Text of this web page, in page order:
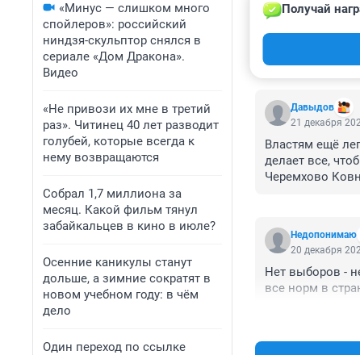
«Минус — слишком много
спойлеров»: российский
ниндзя-скульптор снялся в
сериале «Дом Дракона».
Видео
«Не привози их мне в третий
раз». Читинец 40 лет разводит
голубей, которые всегда к
нему возвращаются
Собрал 1,7 миллиона за
месяц. Какой фильм тянул
забайкальцев в кино в июле?
Осенние каникулы станут
дольше, а зимние сократят в
новом учебном году: в чём
дело
Один переход по ссылке
Давыдов
Получай
21 декабря
Властям ещё
делает все,
Черемхово
колониальной
то уже ни где
Недопонимаю
20 декабря
Нет выборов -
все норм в